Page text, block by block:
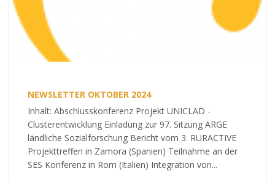
NEWSLETTER OKTOBER 2024
Inhalt: Abschlusskonferenz Projekt UNICLAD -
Clusterentwicklung Einladung zur 97. Sitzung ARGE
ländliche Sozialforschung Bericht vom 3. RURACTIVE
Projekttreffen in Zamora (Spanien) Teilnahme an der
SES Konferenz in Rom (Italien) Integration von...